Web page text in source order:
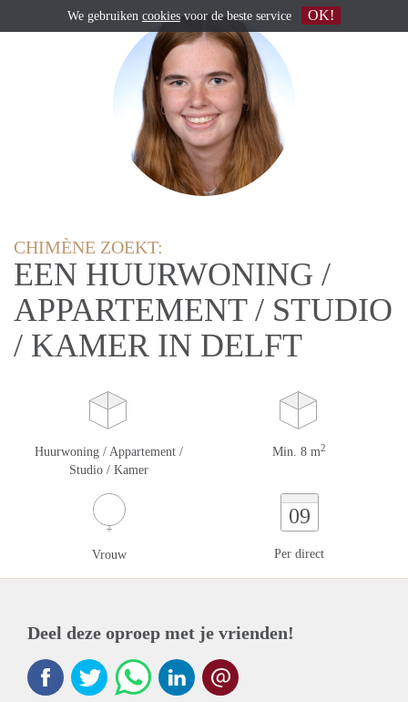
CHIMÈNE ZOEKT:
EEN HUURWONING /
APPARTEMENT / STUDIO
/ KAMER IN DELFT
Huurwoning / Appartement /
Studio / Kamer
Min. 8 m2
Vrouw
09
Per direct
Deel deze oproep met je vrienden!
We gebruiken cookies voor de beste service OK!